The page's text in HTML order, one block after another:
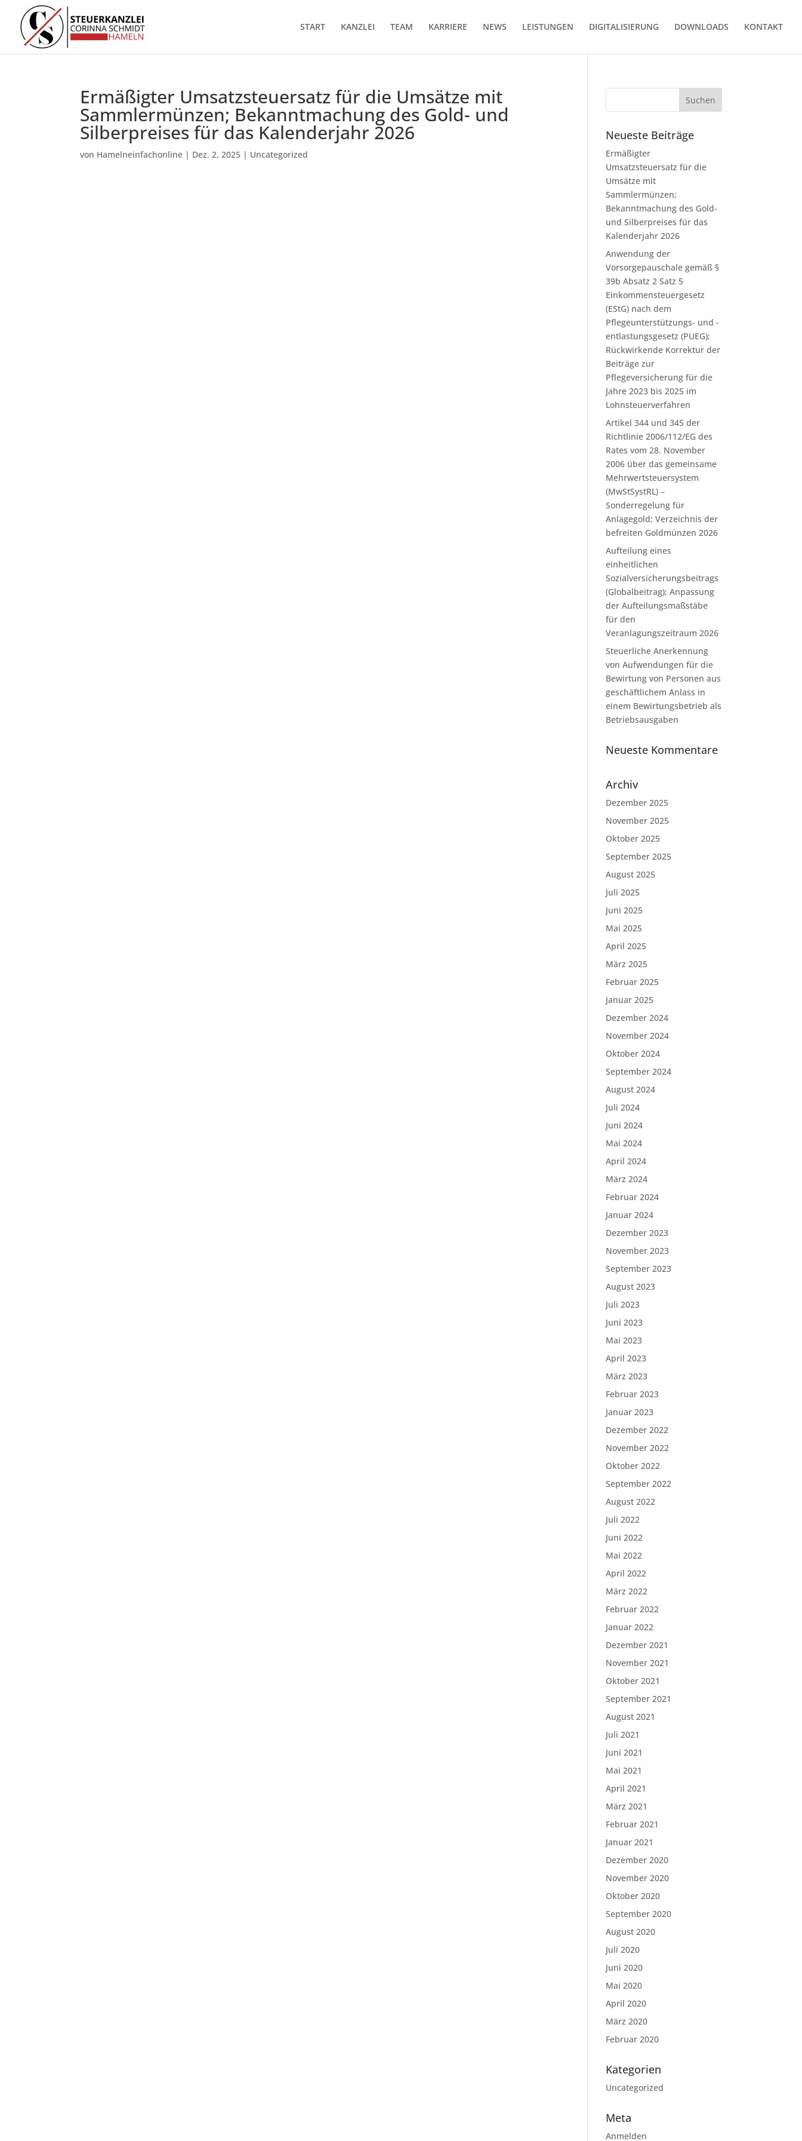
START KANZLEI TEAM KARRIERE NEWS LEISTUNGEN DIGITALISIERUNG DOWNLOADS KONTAKT
Ermäßigter Umsatzsteuersatz für die Umsätze mit
Sammlermünzen; Bekanntmachung des Gold- und
Silberpreises für das Kalenderjahr 2026
von Hamelneinfachonline | Dez. 2, 2025 | Uncategorized
Neueste Beiträge
Ermäßigter
Umsatzsteuersatz für die
Umsätze mit
Sammlermünzen;
Bekanntmachung des Gold-
und Silberpreises für das
Kalenderjahr 2026
Anwendung der
Vorsorgepauschale gemäß §
39b Absatz 2 Satz 5
Einkommensteuergesetz
(EStG) nach dem
Pflegeunterstützungs- und -
entlastungsgesetz (PUEG);
Rückwirkende Korrektur der
Beiträge zur
Pflegeversicherung für die
Jahre 2023 bis 2025 im
Lohnsteuerverfahren
Artikel 344 und 345 der
Richtlinie 2006/112/EG des
Rates vom 28. November
2006 über das gemeinsame
Mehrwertsteuersystem
(MwStSystRL) –
Sonderregelung für
Anlagegold; Verzeichnis der
befreiten Goldmünzen 2026
Aufteilung eines
einheitlichen
Sozialversicherungsbeitrags
(Globalbeitrag); Anpassung
der Aufteilungsmaßstäbe
für den
Veranlagungszeitraum 2026
Steuerliche Anerkennung
von Aufwendungen für die
Bewirtung von Personen aus
geschäftlichem Anlass in
einem Bewirtungsbetrieb als
Betriebsausgaben
Neueste Kommentare
Archiv
Dezember 2025
November 2025
Oktober 2025
September 2025
August 2025
Juli 2025
Juni 2025
Mai 2025
April 2025
März 2025
Februar 2025
Januar 2025
Dezember 2024
November 2024
Oktober 2024
September 2024
August 2024
Juli 2024
Juni 2024
Mai 2024
April 2024
März 2024
Februar 2024
Januar 2024
Dezember 2023
November 2023
September 2023
August 2023
Juli 2023
Juni 2023
Mai 2023
April 2023
März 2023
Februar 2023
Januar 2023
Dezember 2022
November 2022
Oktober 2022
September 2022
August 2022
Juli 2022
Juni 2022
Mai 2022
April 2022
März 2022
Februar 2022
Januar 2022
Dezember 2021
November 2021
Oktober 2021
September 2021
August 2021
Juli 2021
Juni 2021
Mai 2021
April 2021
März 2021
Februar 2021
Januar 2021
Dezember 2020
November 2020
Oktober 2020
September 2020
August 2020
Juli 2020
Juni 2020
Mai 2020
April 2020
März 2020
Februar 2020
Kategorien
Uncategorized
Meta
Anmelden